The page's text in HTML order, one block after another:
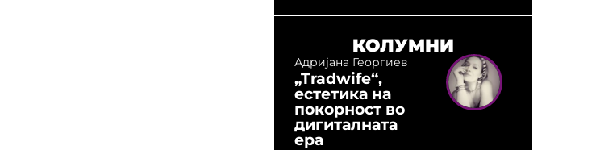
КОЛУМНИ
Адријана Георгиев
„Tradwife“,
естетика на
покорност во
дигиталната
ера